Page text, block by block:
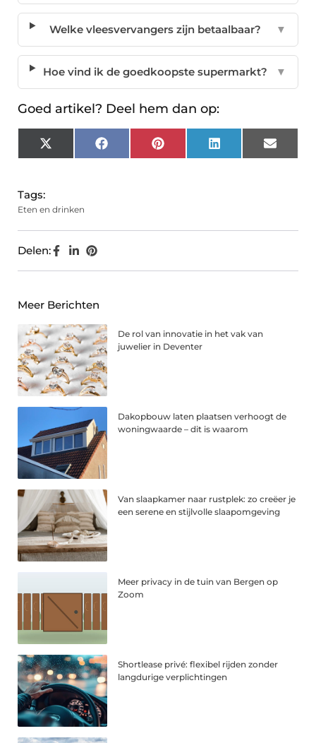
Welke vleesvervangers zijn betaalbaar? ▼
Hoe vind ik de goedkoopste supermarkt? ▼
Goed artikel? Deel hem dan op:
X
(Twitter)
FacebookPinterest LinkedIn Email
Tags:
Eten en drinken
Delen:
Meer Berichten
De rol van innovatie in het vak van
juwelier in Deventer
Dakopbouw laten plaatsen verhoogt de
woningwaarde – dit is waarom
Van slaapkamer naar rustplek: zo creëer je
een serene en stijlvolle slaapomgeving
Meer privacy in de tuin van Bergen op
Zoom
Shortlease privé: flexibel rijden zonder
langdurige verplichtingen